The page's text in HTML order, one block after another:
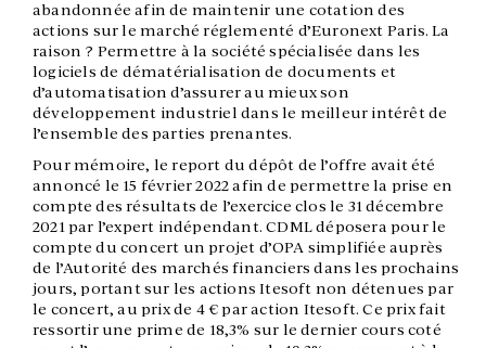
abandonnée afin de maintenir une cotation des
actions sur le marché réglementé d’Euronext Paris. La
raison ? Permettre à la société spécialisée dans les
logiciels de dématérialisation de documents et
d’automatisation d’assurer au mieux son
développement industriel dans le meilleur intérêt de
l’ensemble des parties prenantes.
Pour mémoire, le report du dépôt de l’offre avait été
annoncé le 15 février 2022 afin de permettre la prise en
compte des résultats de l’exercice clos le 31 décembre
2021 par l’expert indépendant. CDML déposera pour le
compte du concert un projet d’OPA simplifiée auprès
de l’Autorité des marchés financiers dans les prochains
jours, portant sur les actions Itesoft non détenues par
le concert, au prix de 4 € par action Itesoft. Ce prix fait
ressortir une prime de 18,3% sur le dernier cours coté